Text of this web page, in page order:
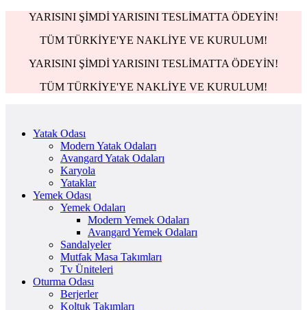
YARISINI ŞİMDİ YARISINI TESLİMATTA ÖDEYİN!
TÜM TÜRKİYE'YE NAKLİYE VE KURULUM!
YARISINI ŞİMDİ YARISINI TESLİMATTA ÖDEYİN!
TÜM TÜRKİYE'YE NAKLİYE VE KURULUM!
Yatak Odası
Modern Yatak Odaları
Avangard Yatak Odaları
Karyola
Yataklar
Yemek Odası
Yemek Odaları
Modern Yemek Odaları
Avangard Yemek Odaları
Sandalyeler
Mutfak Masa Takımları
Tv Üniteleri
Oturma Odası
Berjerler
Koltuk Takımları